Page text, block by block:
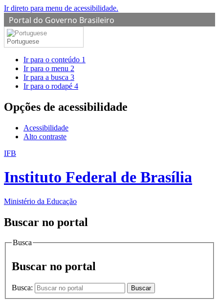
Ir direto para menu de acessibilidade.
Portal do Governo Brasileiro
Portuguese
Ir para o conteúdo 1
Ir para o menu 2
Ir para a busca 3
Ir para o rodapé 4
Opções de acessibilidade
Acessibilidade
Alto contraste
IFB
Instituto Federal de Brasília
Ministério da Educação
Buscar no portal
Busca
Buscar no portal
Busca: Buscar